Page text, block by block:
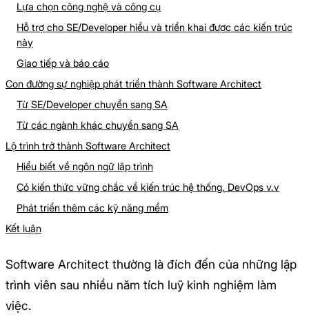
Lựa chọn công nghệ và công cụ
Hỗ trợ cho SE/Developer hiểu và triển khai được các kiến trúc
này
Giao tiếp và báo cáo
Con đường sự nghiệp phát triển thành Software Architect
Từ SE/Developer chuyển sang SA
Từ các ngành khác chuyển sang SA
Lộ trình trở thành Software Architect
Hiểu biết về ngôn ngữ lập trình
Có kiến thức vững chắc về kiến trúc hệ thống, DevOps v.v
Phát triển thêm các kỹ năng mềm
Kết luận
Software Architect thường là đích đến của những lập
trình viên sau nhiều năm tích luỹ kinh nghiệm làm
việc.